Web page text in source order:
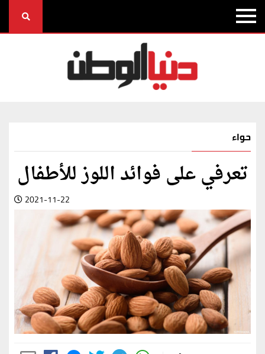
حواء
تعرفي على فوائد اللوز للأطفال
2021-11-22